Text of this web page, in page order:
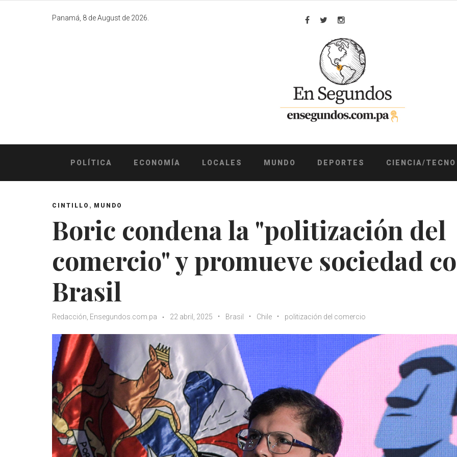
Panamá, 8 de August de 2026.
Facebook
TwitterInstagram
POLÍTICA ECONOMÍA LOCALES MUNDO DEPORTES CIENCIA/TECNO
CINTILLO , MUNDO
Boric condena la "politización del
comercio" y promueve sociedad
Brasil
Redacción, Ensegundos.com.pa 22 abril, 2025 Brasil Chile politización del comercio